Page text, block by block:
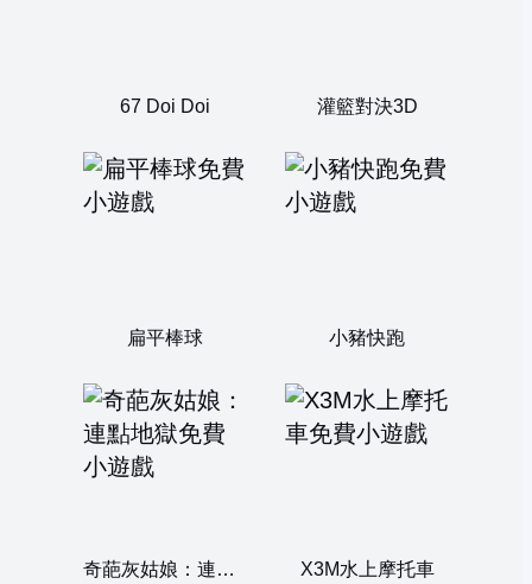
67 Doi Doi 灌籃對決3D
扁平棒球 小豬快跑
奇葩灰姑娘：連點地獄 X3M水上摩托車